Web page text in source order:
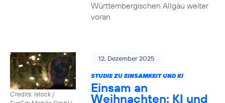
Württembergischen Allgäu weiter
voran
Credits: istock /
12. Dezember 2025
STUDIE ZU EINSAMKEIT UND KI
Einsam an
Weihnachten: KI und